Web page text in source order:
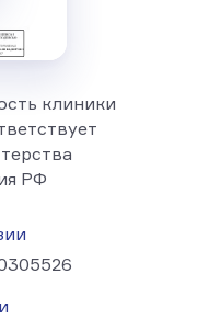
клиники
РФ